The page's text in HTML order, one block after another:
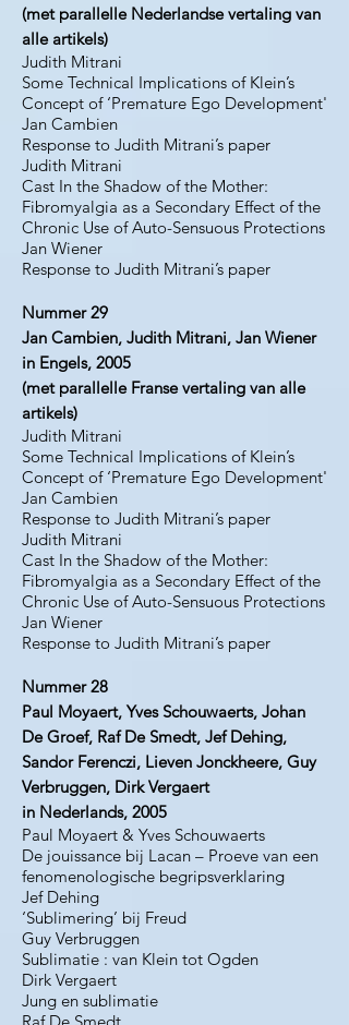
(met parallelle Nederlandse vertaling van
alle artikels)
Judith Mitrani
Some Technical Implications of Klein’s
Concept of ‘Premature Ego Development'
Jan Cambien
Response to Judith Mitrani’s paper
Judith Mitrani
Cast In the Shadow of the Mother:
Fibromyalgia as a Secondary Effect of the
Chronic Use of Auto-Sensuous Protections
Jan Wiener
Response to Judith Mitrani’s paper
Nummer 29
Jan Cambien, Judith Mitrani, Jan Wiener
in Engels, 2005
(met parallelle Franse vertaling van alle
artikels)
Judith Mitrani
Some Technical Implications of Klein’s
Concept of ‘Premature Ego Development'
Jan Cambien
Response to Judith Mitrani’s paper
Judith Mitrani
Cast In the Shadow of the Mother:
Fibromyalgia as a Secondary Effect of the
Chronic Use of Auto-Sensuous Protections
Jan Wiener
Response to Judith Mitrani’s paper
Nummer 28
Paul Moyaert, Yves Schouwaerts, Johan
De Groef, Raf De Smedt, Jef Dehing,
Sandor Ferenczi, Lieven Jonckheere, Guy
Verbruggen, Dirk Vergaert
in Nederlands, 2005
Paul Moyaert & Yves Schouwaerts
De jouissance bij Lacan – Proeve van een
fenomenologische begripsverklaring
Jef Dehing
‘Sublimering’ bij Freud
Guy Verbruggen
Sublimatie : van Klein tot Ogden
Dirk Vergaert
Jung en sublimatie